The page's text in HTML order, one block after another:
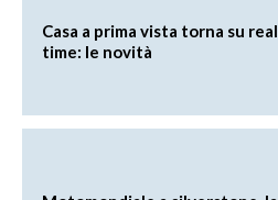
Casa a prima vista torna su real
time: le novità